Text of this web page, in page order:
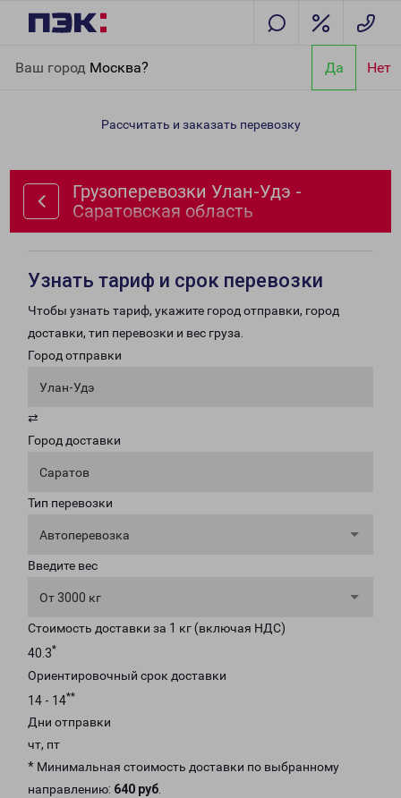
Ваш город Москва? Да Нет
Саратовская область
Рассчитать и заказать перевозку
Грузоперевозки Улан-Удэ -
Саратовская область
Узнать тариф и срок перевозки
Чтобы узнать тариф, укажите город отправки, город
доставки, тип перевозки и вес груза.
Город отправки
Улан-Удэ
⇄
Город доставки
Саратов
Тип перевозки
Автоперевозка
Введите вес
От 3000 кг
Стоимость доставки за 1 кг (включая НДС)
40.3*
Ориентировочный срок доставки
14 - 14**
Дни отправки
чт, пт
* Минимальная стоимость доставки по выбранному
направлению: 640 руб.